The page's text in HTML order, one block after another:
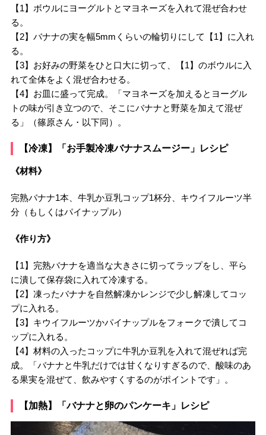
【1】ボウルにヨーグルトとマヨネーズを入れて混ぜ合わせ
る。
【2】バナナの実を幅5mmくらいの輪切りにして【1】に入れ
る。
【3】お好みの野菜をひと口大に切って、【1】のボウルに入
れて全体をよく混ぜ合わせる。
【4】お皿に盛って完成。「マヨネーズを加えるとヨーグル
トの味が引き立つので、そこにバナナと野菜を加えて混ぜ
る」（篠原さん・以下同）。
【冷凍】「お手製冷凍バナナスムージー」レシピ
《材料》
完熟バナナ1本、牛乳か豆乳コップ1杯分、キウイフルーツ半
分（もしくはパイナップル）
《作り方》
【1】完熟バナナを適当な大きさに切ってラップをし、平ら
に潰して保存袋に入れて冷凍する。
【2】凍ったバナナを自然解凍かレンジで少し解凍してコッ
プに入れる。
【3】キウイフルーツかパイナップルをフォークで潰してコ
ップに入れる。
【4】材料の入ったコップに牛乳か豆乳を入れて混ぜれば完
成。「バナナと牛乳だけでは甘くなりすぎるので、酸味のあ
る果実を混ぜて、飲みやすくするのがポイントです」。
【加熱】「バナナと卵のパンケーキ」レシピ